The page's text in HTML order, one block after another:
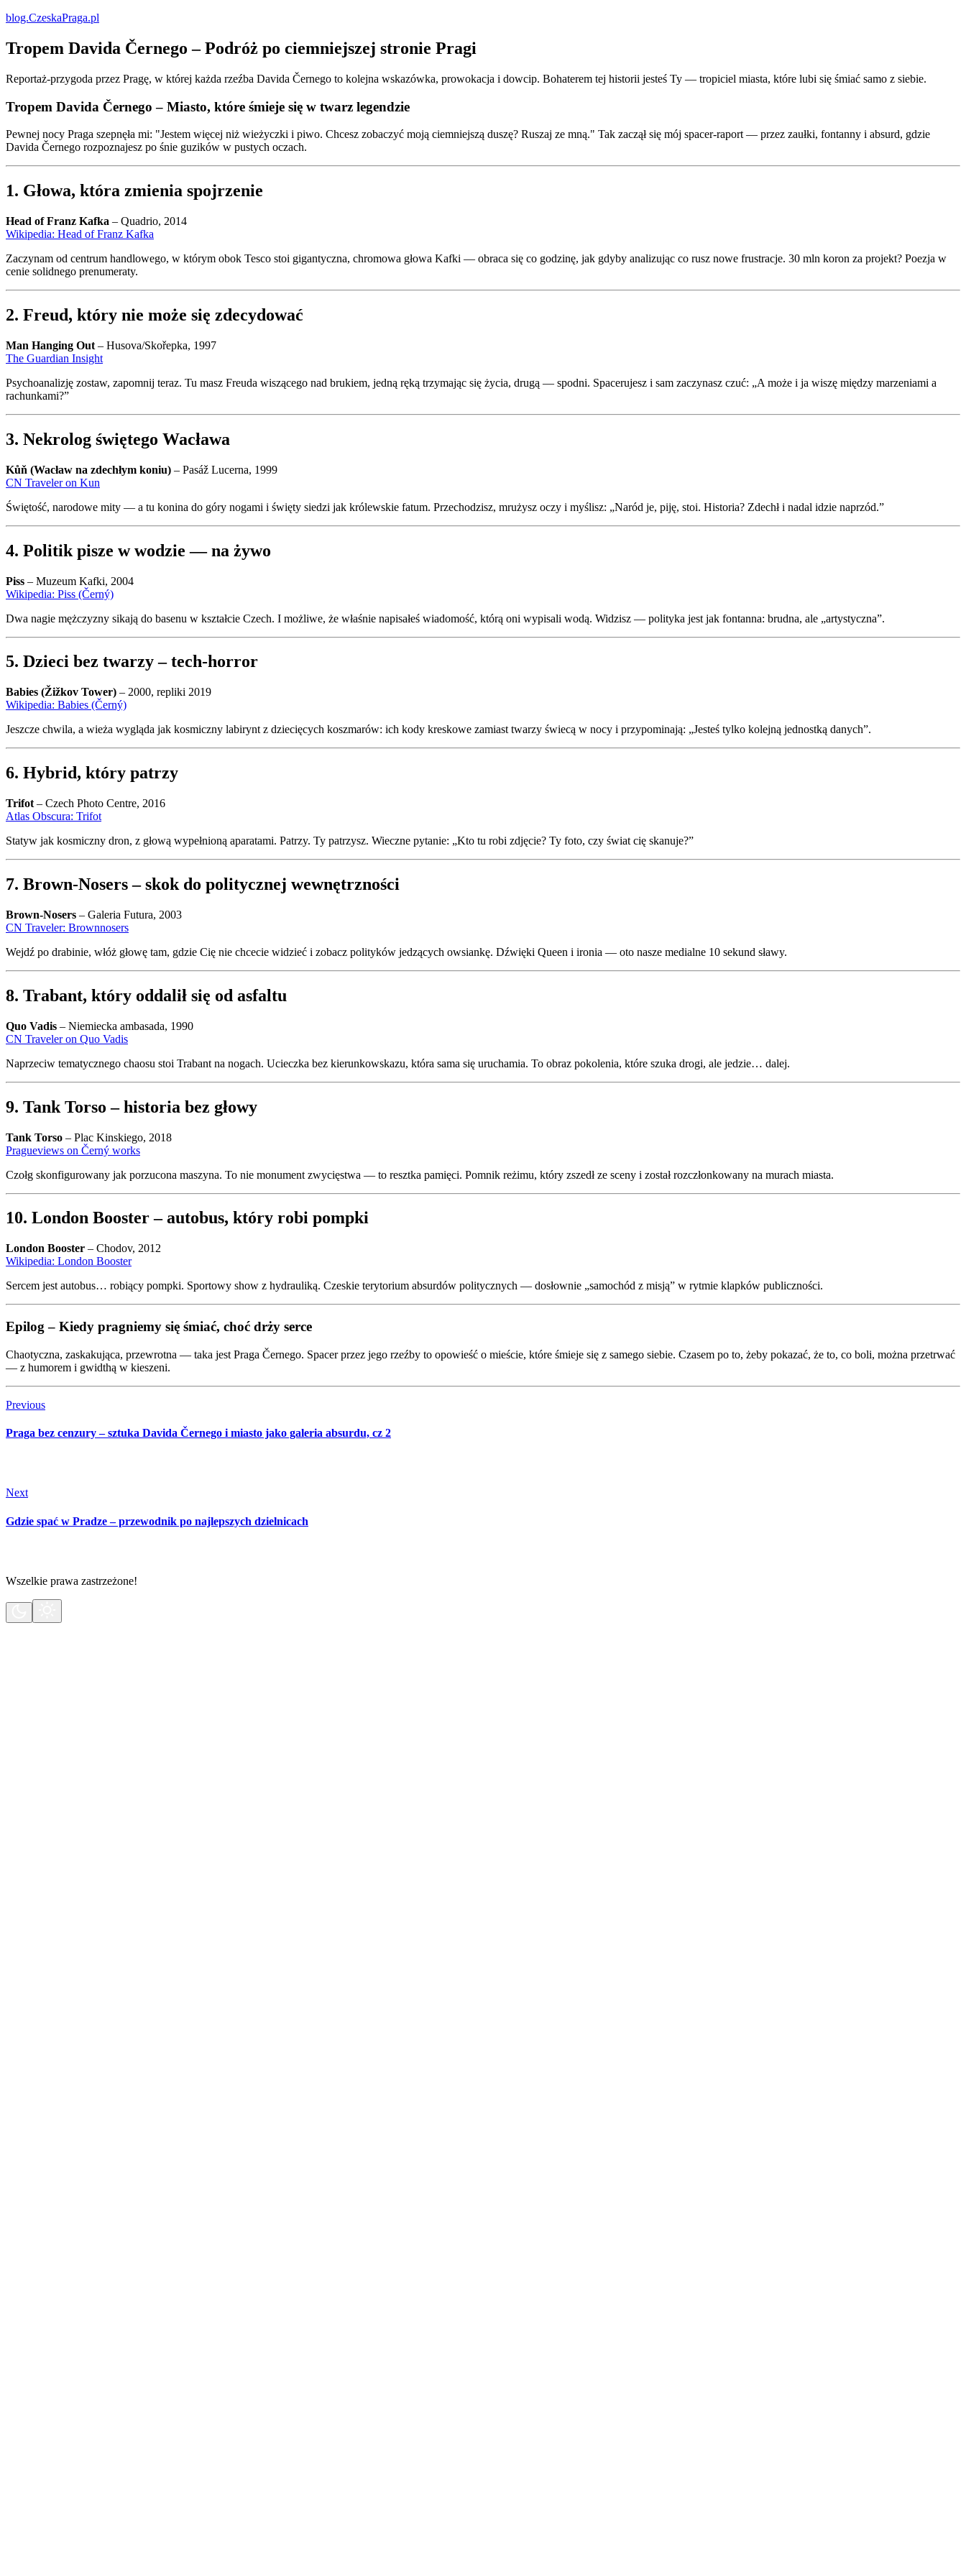
blog.CzeskaPraga.pl
Tropem Davida Černego – Podróż po ciemniejszej stronie Pragi
Reportaż-przygoda przez Pragę, w której każda rzeźba Davida Černego to kolejna wskazówka, prowokacja i dowcip. Bohaterem tej historii jesteś Ty — tropiciel miasta, które lubi się śmiać samo z siebie.
Tropem Davida Černego – Miasto, które śmieje się w twarz legendzie
Pewnej nocy Praga szepnęła mi: "Jestem więcej niż wieżyczki i piwo. Chcesz zobaczyć moją ciemniejszą duszę? Ruszaj ze mną." Tak zaczął się mój spacer-raport — przez zaułki, fontanny i absurd, gdzie
Davida Černego rozpoznajesz po śnie guzików w pustych oczach.
1. Głowa, która zmienia spojrzenie
Head of Franz Kafka – Quadrio, 2014
Wikipedia: Head of Franz Kafka
Zaczynam od centrum handlowego, w którym obok Tesco stoi gigantyczna, chromowa głowa Kafki — obraca się co godzinę, jak gdyby analizując co rusz nowe frustracje. 30 mln koron za projekt? Poezja w
cenie solidnego prenumeraty.
2. Freud, który nie może się zdecydować
Man Hanging Out – Husova/Skořepka, 1997
The Guardian Insight
Psychoanalizję zostaw, zapomnij teraz. Tu masz Freuda wiszącego nad brukiem, jedną ręką trzymając się życia, drugą — spodni. Spacerujesz i sam zaczynasz czuć: „A może i ja wiszę między marzeniami a
rachunkami?”
3. Nekrolog świętego Wacława
Kůň (Wacław na zdechłym koniu) – Pasáž Lucerna, 1999
CN Traveler on Kun
Świętość, narodowe mity — a tu konina do góry nogami i święty siedzi jak królewskie fatum. Przechodzisz, mrużysz oczy i myślisz: „Naród je, piję, stoi. Historia? Zdechł i nadal idzie naprzód.”
4. Politik pisze w wodzie — na żywo
Piss – Muzeum Kafki, 2004
Wikipedia: Piss (Černý)
Dwa nagie mężczyzny sikają do basenu w kształcie Czech. I możliwe, że właśnie napisałeś wiadomość, którą oni wypisali wodą. Widzisz — polityka jest jak fontanna: brudna, ale „artystyczna”.
5. Dzieci bez twarzy – tech-horror
Babies (Žižkov Tower) – 2000, repliki 2019
Wikipedia: Babies (Černý)
Jeszcze chwila, a wieża wygląda jak kosmiczny labirynt z dziecięcych koszmarów: ich kody kreskowe zamiast twarzy świecą w nocy i przypominają: „Jesteś tylko kolejną jednostką danych”.
6. Hybrid, który patrzy
Trifot – Czech Photo Centre, 2016
Atlas Obscura: Trifot
Statyw jak kosmiczny dron, z głową wypełnioną aparatami. Patrzy. Ty patrzysz. Wieczne pytanie: „Kto tu robi zdjęcie? Ty foto, czy świat cię skanuje?”
7. Brown-Nosers – skok do politycznej wewnętrzności
Brown-Nosers – Galeria Futura, 2003
CN Traveler: Brownnosers
Wejdź po drabinie, włóż głowę tam, gdzie Cię nie chcecie widzieć i zobacz polityków jedzących owsiankę. Dźwięki Queen i ironia — oto nasze medialne 10 sekund sławy.
8. Trabant, który oddalił się od asfaltu
Quo Vadis – Niemiecka ambasada, 1990
CN Traveler on Quo Vadis
Naprzeciw tematycznego chaosu stoi Trabant na nogach. Ucieczka bez kierunkowskazu, która sama się uruchamia. To obraz pokolenia, które szuka drogi, ale jedzie… dalej.
9. Tank Torso – historia bez głowy
Tank Torso – Plac Kinskiego, 2018
Pragueviews on Černý works
Czołg skonfigurowany jak porzucona maszyna. To nie monument zwycięstwa — to resztka pamięci. Pomnik reżimu, który zszedł ze sceny i został rozczłonkowany na murach miasta.
10. London Booster – autobus, który robi pompki
London Booster – Chodov, 2012
Wikipedia: London Booster
Sercem jest autobus… robiący pompki. Sportowy show z hydrauliką. Czeskie terytorium absurdów politycznych — dosłownie „samochód z misją” w rytmie klapków publiczności.
Epilog – Kiedy pragniemy się śmiać, choć drży serce
Chaotyczna, zaskakująca, przewrotna — taka jest Praga Černego. Spacer przez jego rzeźby to opowieść o mieście, które śmieje się z samego siebie. Czasem po to, żeby pokazać, że to, co boli, można przetrwać
— z humorem i gwidthą w kieszeni.
Previous
Praga bez cenzury – sztuka Davida Černego i miasto jako galeria absurdu, cz 2
Next
Gdzie spać w Pradze – przewodnik po najlepszych dzielnicach
Wszelkie prawa zastrzeżone!